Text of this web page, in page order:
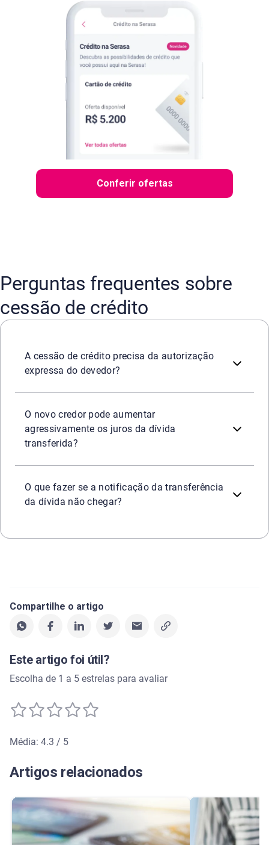
Conferir ofertas
Perguntas frequentes sobre
cessão de crédito
A cessão de crédito precisa da autorização
expressa do devedor?
O novo credor pode aumentar
agressivamente os juros da dívida
transferida?
O que fazer se a notificação da transferência
da dívida não chegar?
Compartilhe o artigo
Este artigo foi útil?
Escolha de 1 a 5 estrelas para avaliar
Média: 4.3 / 5
Artigos relacionados